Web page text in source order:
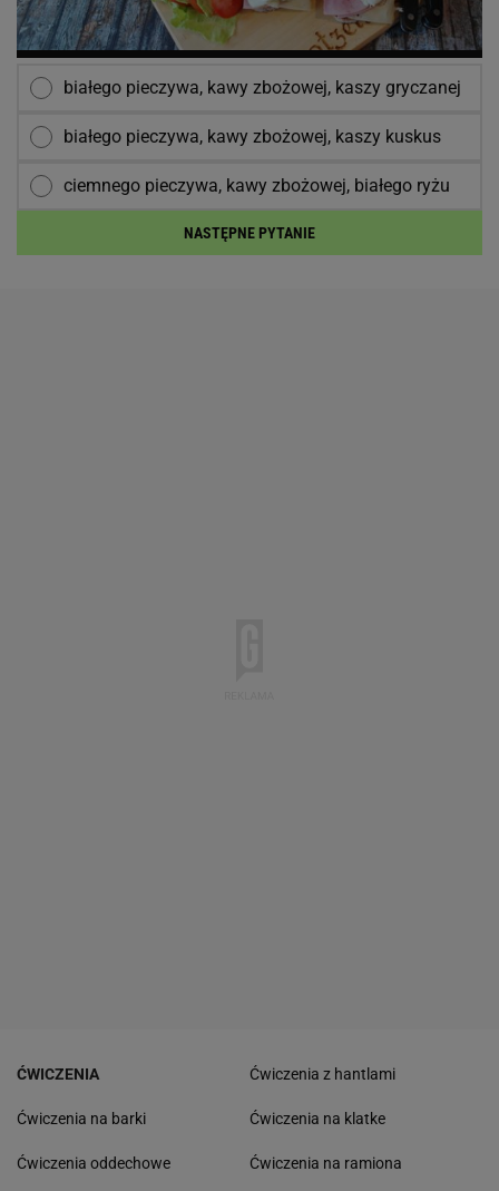
białego pieczywa, kawy zbożowej, kaszy gryczanej
białego pieczywa, kawy zbożowej, kaszy kuskus
ciemnego pieczywa, kawy zbożowej, białego ryżu
NASTĘPNE PYTANIE
ĆWICZENIA
Ćwiczenia na barki
Ćwiczenia oddechowe
Ćwiczenia z hantlami
Ćwiczenia na klatke
Ćwiczenia na ramiona